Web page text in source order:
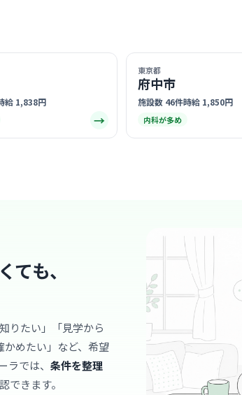
給 1,838円
→
東京都
府中市
施設数 46件時給 1,850円
内科が多め
も、
りたい」「見学から
めたい」など、希望
では、 条件を整理
できます。